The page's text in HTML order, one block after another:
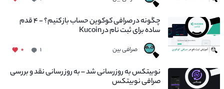
چگونه در صرافی کوکوین حساب باز کنیم؟ - ۴ قدم
ساده برای ثبت نام در Kucoin
صرافی بین ۱ ۰
نوبیتکس به روزرسانی شد – به روز رسانی نقد و بررسی
صرافی نوبیتکس